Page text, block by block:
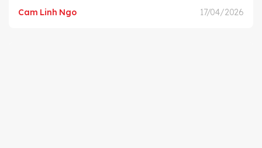
Cam Linh Ngo 17/04/2026